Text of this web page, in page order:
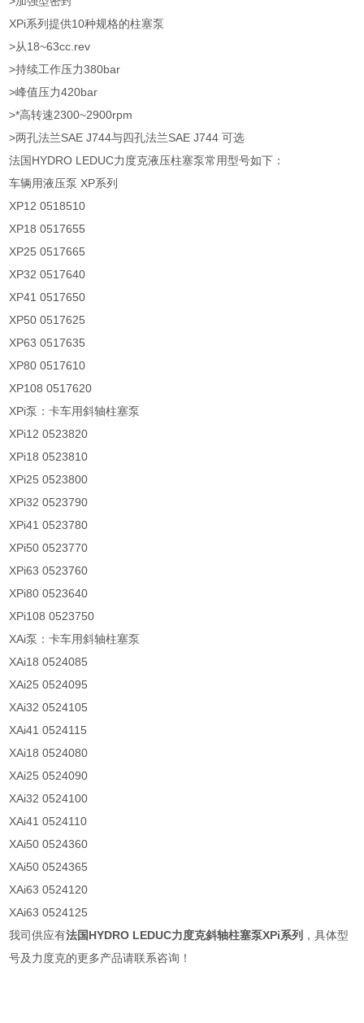
XPi系列提供10种规格的柱塞泵
>从18~63cc.rev
>持续工作压力380bar
>峰值压力420bar
>*高转速2300~2900rpm
>两孔法兰SAE J744与四孔法兰SAE J744 可选
法国HYDRO LEDUC力度克液压柱塞泵常用型号如下：
车辆用液压泵 XP系列
XP12 0518510
XP18 0517655
XP25 0517665
XP32 0517640
XP41 0517650
XP50 0517625
XP63 0517635
XP80 0517610
XP108 0517620
XPi泵：卡车用斜轴柱塞泵
XPi12 0523820
XPi18 0523810
XPi25 0523800
XPi32 0523790
XPi41 0523780
XPi50 0523770
XPi63 0523760
XPi80 0523640
XPi108 0523750
XAi泵：卡车用斜轴柱塞泵
XAi18 0524085
XAi25 0524095
XAi32 0524105
XAi41 0524115
XAi18 0524080
XAi25 0524090
XAi32 0524100
XAi41 0524110
XAi50 0524360
XAi50 0524365
XAi63 0524120
XAi63 0524125
我司供应有法国HYDRO LEDUC力度克斜轴柱塞泵XPi系列 ，具体型
号及力度克的更多产品请联系咨询！